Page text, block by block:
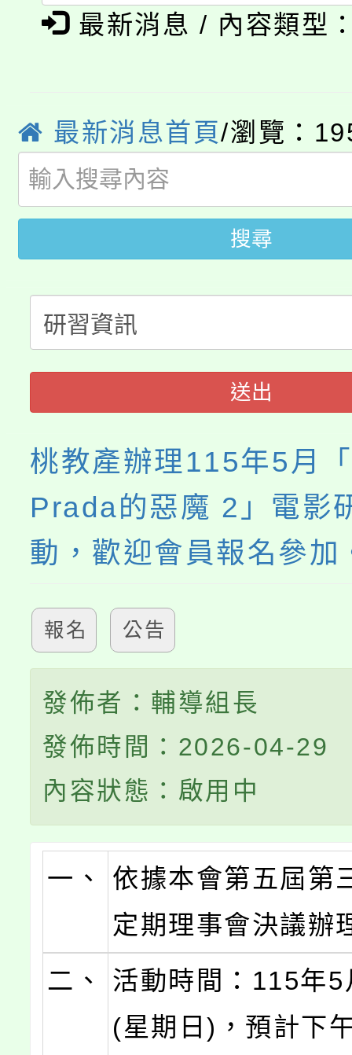
程
「本色祭」8/29、30在
局官網。
8月14至27日，桃園電
開!
115年桃園市運動會8/
田徑場及游泳池舉行。
桃園市低收入戶享有免
視費優惠，中低收入戶
半價優惠，詳情可洽有
者。
大園自造教育及科技中
份教師增能研習
大溪自造教育及科技中
份教師研習
淨零綠生活教案入校路
會
115年食農教育專業人
程
最新消息 / 內容類型
最新消息首頁/瀏覽：
搜尋
送出
桃教產辦理115年5月
Prada的惡魔 2」電影
動，歡迎會員報名參加
報名 公告
發佈者：輔導組長
發佈時間：2026-04-29
內容狀態：啟用中
一、
依據本會第五屆第
定期理事會決議辦
二、
活動時間：115年
(星期日)，預計下